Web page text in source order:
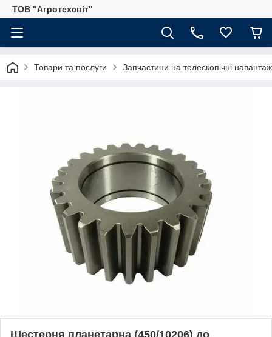
ТОВ "Агротехсвіт"
Товари та послуги Запчастини на телескопічні
Шестерня планетарна (450/10206) до